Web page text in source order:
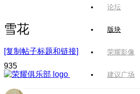
论坛
版块
荣耀影像
建议广场
雪花
[复制帖子标题和链接]
935